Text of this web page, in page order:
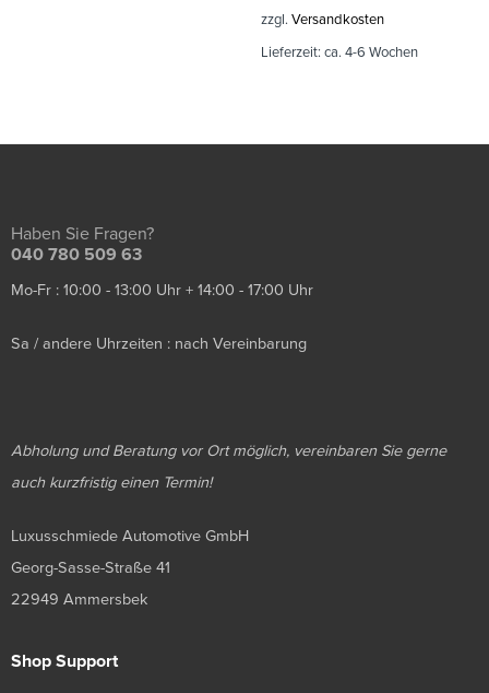
zzgl. Versandkosten
Lieferzeit: ca. 4-6 Wochen
Haben Sie Fragen?
040 780 509 63
Mo-Fr : 10:00 - 13:00 Uhr + 14:00 - 17:00 Uhr
Sa / andere Uhrzeiten : nach Vereinbarung
Abholung und Beratung vor Ort möglich, vereinbaren Sie gerne
auch kurzfristig einen Termin!
Luxusschmiede Automotive GmbH
Georg-Sasse-Straße 41
22949 Ammersbek
Shop Support